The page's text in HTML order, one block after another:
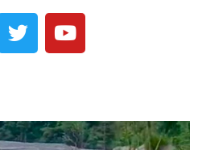
T
w
i
r
Y
o
u
e